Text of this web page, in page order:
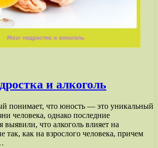
и алкоголь
понимает, что юность — это уникальный
человека, однако последние
выявили, что алкоголь влияет на
так, как на взрослого человека, причем